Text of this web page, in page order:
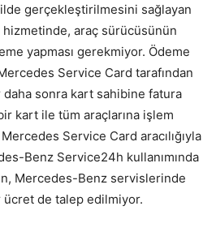
gerçekleştirilmesini sağlayan
araç sürücüsünün
yapması gerekmiyor. Ödeme
Service Card tarafından
daha sonra kart sahibine fatura
kart ile tüm araçlarına işlem
Service Card aracılığıyla
Benz Service24h kullanımında
Mercedes-Benz servislerinde
ücret de talep edilmiyor.